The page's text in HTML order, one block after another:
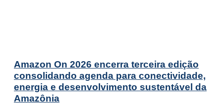
Amazon On 2026 encerra terceira edição
consolidando agenda para conectividade,
energia e desenvolvimento sustentável da
Amazônia